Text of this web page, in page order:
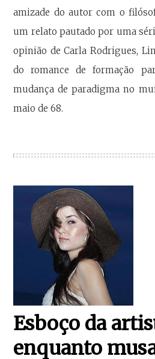
amizade do autor com o
um relato pautado por uma
opinião de Carla Rodrigues,
do romance de formação
mudança de paradigma no
maio de 68.
Esboço da
enquanto